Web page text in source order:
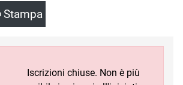
Stampa
Iscrizioni chiuse. Non è più